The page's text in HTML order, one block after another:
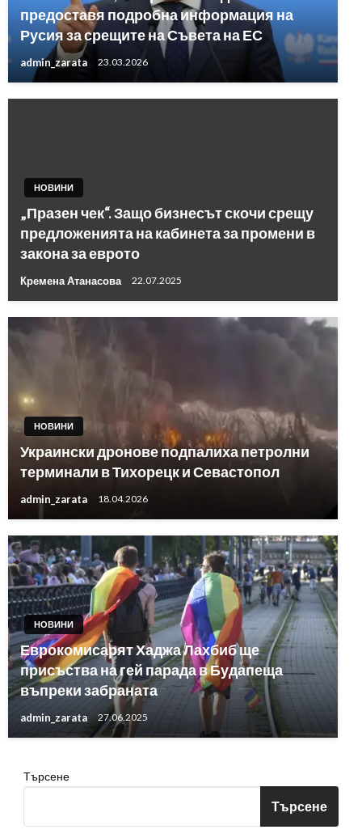
предоставя подробна информация на
Русия за срещите на Съвета на ЕС
admin_zarata 23.03.2026
НОВИНИ
„Празен чек“. Защо бизнесът скочи срещу
предложенията на кабинета за промени в
закона за еврото
Кремена Атанасова 22.07.2025
НОВИНИ
Украински дронове подпалиха петролни
терминали в Тихорецк и Севастопол
admin_zarata 18.04.2026
НОВИНИ
Еврокомисарят Хаджа Лахбиб ще
присъства на гей парада в Будапеща
въпреки забраната
admin_zarata 27.06.2025
Търсене
Търсене